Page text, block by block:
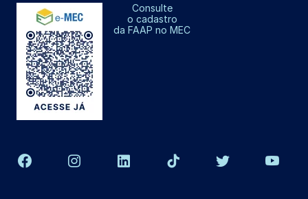
Consulte
o cadastro
da FAAP no MEC